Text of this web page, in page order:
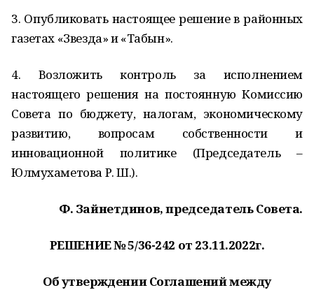
3. Опубликовать настоящее решение в районных
газетах «Звезда» и «Табын».
4. Возложить контроль за исполнением
настоящего решения на постоянную Комиссию
Совета по бюджету, налогам, экономическому
развитию, вопросам собственности и
инновационной политике (Председатель –
Юлмухаметова Р. Ш.).
Ф. Зайнетдинов, председатель Совета.
РЕШЕНИЕ № 5/36-242 от 23.11.2022г.
Об утверждении Соглашений между